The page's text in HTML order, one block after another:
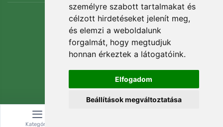
személyre szabott tartalmakat és
célzott hirdetéseket jelenít meg,
és elemzi a weboldalunk
forgalmát, hogy megtudjuk
honnan érkeztek a látogatóink.
Elfogadom
Beállítások megváltoztatása
Kategória